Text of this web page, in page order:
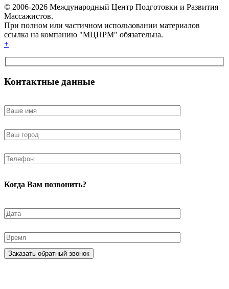
© 2006-2026 Международный Центр Подготовки и Развития
Массажистов.
При полном или частичном использовании материалов
ссылка на компанию "МЦПРМ" обязательна.
+
Контактные данные
Когда Вам позвонить?